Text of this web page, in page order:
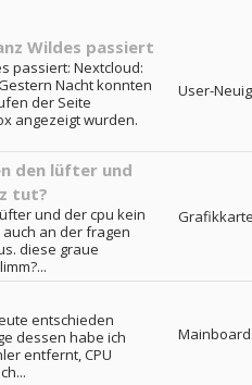
Wildes passiert
passiert: Nextcloud:
Nacht konnten
der Seite
angezeigt wurden.
User-
den lüfter und
tut?
und der cpu kein
an der fragen
diese graue
entschieden
dessen habe ich
entfernt, CPU